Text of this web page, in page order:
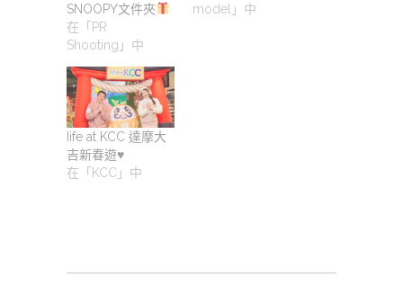
SNOOPY文件夾
在「PR
Shooting」中
model」中
Iife at KCC 達摩大
吉新春遊♥️
在「KCC」中